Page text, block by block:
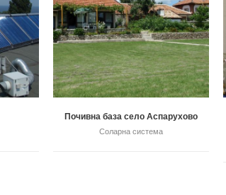
Почивна база село Аспарухово
Соларна система